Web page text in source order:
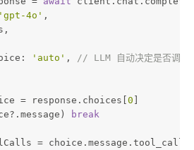
'gpt-4o' ,
'auto' ,
// LLM 自动决定是否调用
= response.choices[ 0
break
= choice.message.tool_calls